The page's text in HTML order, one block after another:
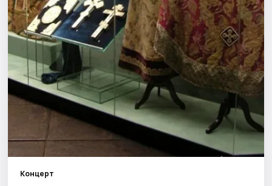
Рейтинги
Концерт